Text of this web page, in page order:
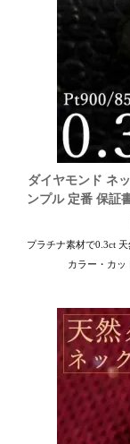
ダイヤモンド ネ
ンプル 定番 保証
プラチナ素材で0.3ct
カラー・カッ